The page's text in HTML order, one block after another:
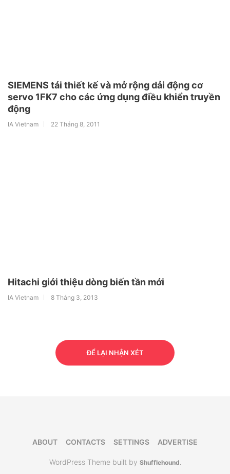
SIEMENS tái thiết kế và mở rộng dải động cơ
servo 1FK7 cho các ứng dụng điều khiển truyền
động
IA Vietnam 22 Tháng 8, 2011
Hitachi giới thiệu dòng biến tần mới
IA Vietnam 8 Tháng 3, 2013
ĐỂ LẠI NHẬN XÉT
ABOUT CONTACTS SETTINGS ADVERTISE
WordPress Theme built by Shufflehound.